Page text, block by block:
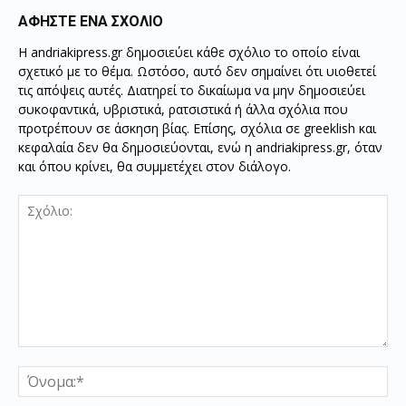
ΑΦΗΣΤΕ ΕΝΑ ΣΧΟΛΙΟ
Η andriakipress.gr δημοσιεύει κάθε σχόλιο το οποίο είναι
σχετικό με το θέμα. Ωστόσο, αυτό δεν σημαίνει ότι υιοθετεί
τις απόψεις αυτές. Διατηρεί το δικαίωμα να μην δημοσιεύει
συκοφαντικά, υβριστικά, ρατσιστικά ή άλλα σχόλια που
προτρέπουν σε άσκηση βίας. Επίσης, σχόλια σε greeklish και
κεφαλαία δεν θα δημοσιεύονται, ενώ η andriakipress.gr, όταν
και όπου κρίνει, θα συμμετέχει στον διάλογο.